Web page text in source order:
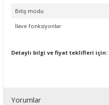
Bitiş modu
İlave fonksiyonlar
Detaylı bilgi ve fiyat teklifleri için:
Yorumlar